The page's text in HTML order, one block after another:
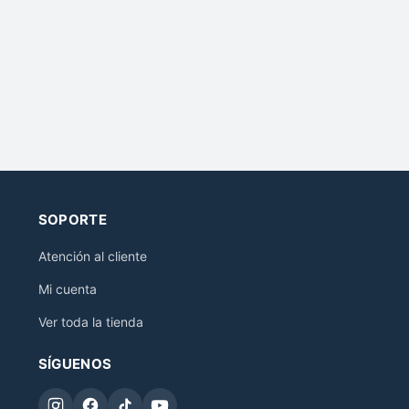
SOPORTE
Atención al cliente
Mi cuenta
Ver toda la tienda
SÍGUENOS